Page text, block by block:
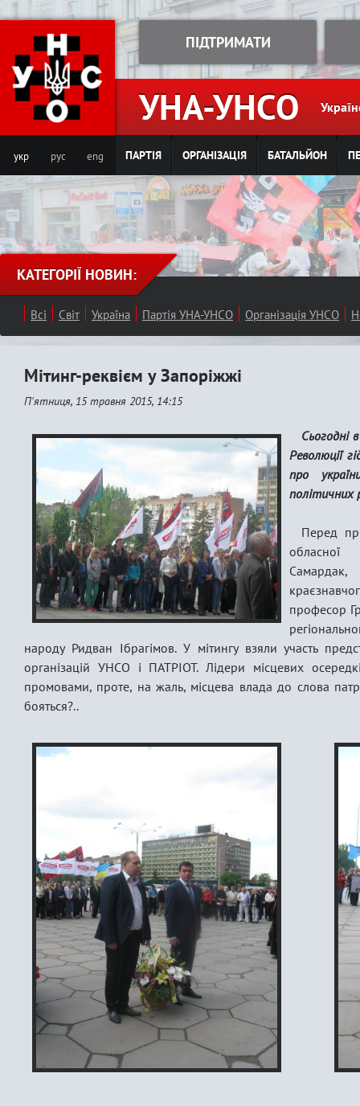
Jump to navigation
УНА-УНСО
ПІДТРИМАТИ
укр рус eng ПАРТІЯ ОРГАНІЗАЦІЯ БАТАЛЬЙОН
КАТЕГОРІЇ НОВИН:
Всі Світ Україна Партія УНА-УНСО Організація УНСО
Мітинг-реквієм у Запоріжжі
П'ятниця, 15 травня 2015, 14:15
Сьогодні
Революції
про
політичних
Перед
обласної
Самардак,
професор
народу Ридван Ібрагімов. У мітингу взяли участь
організацій УНСО і ПАТРІОТ. Лідери місцевих
промовами, проте, на жаль, місцева влада до слова
бояться?..